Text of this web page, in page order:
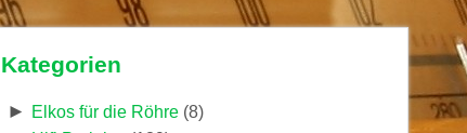
Kategorien
► Elkos für die Röhre (8)